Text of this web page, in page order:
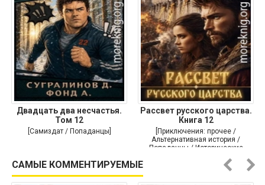
Двадцать два несчастья.
Том 12
[Самиздат / Попаданцы]
Рассвет русского царства.
Книга 12
[Приключения: прочее /
Альтернативная история /
Попаданцы / Исторические
САМЫЕ КОММЕНТИРУЕМЫЕ